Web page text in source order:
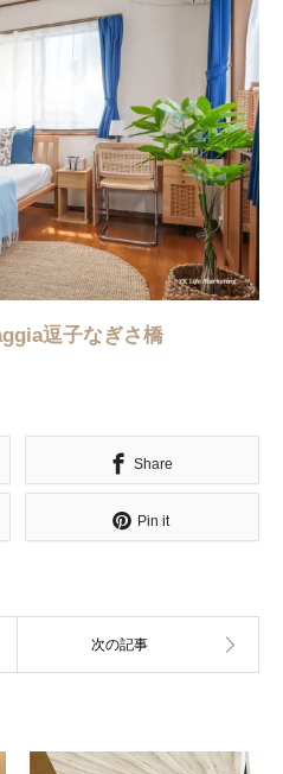
逗子なぎさ橋
Share
Pin it